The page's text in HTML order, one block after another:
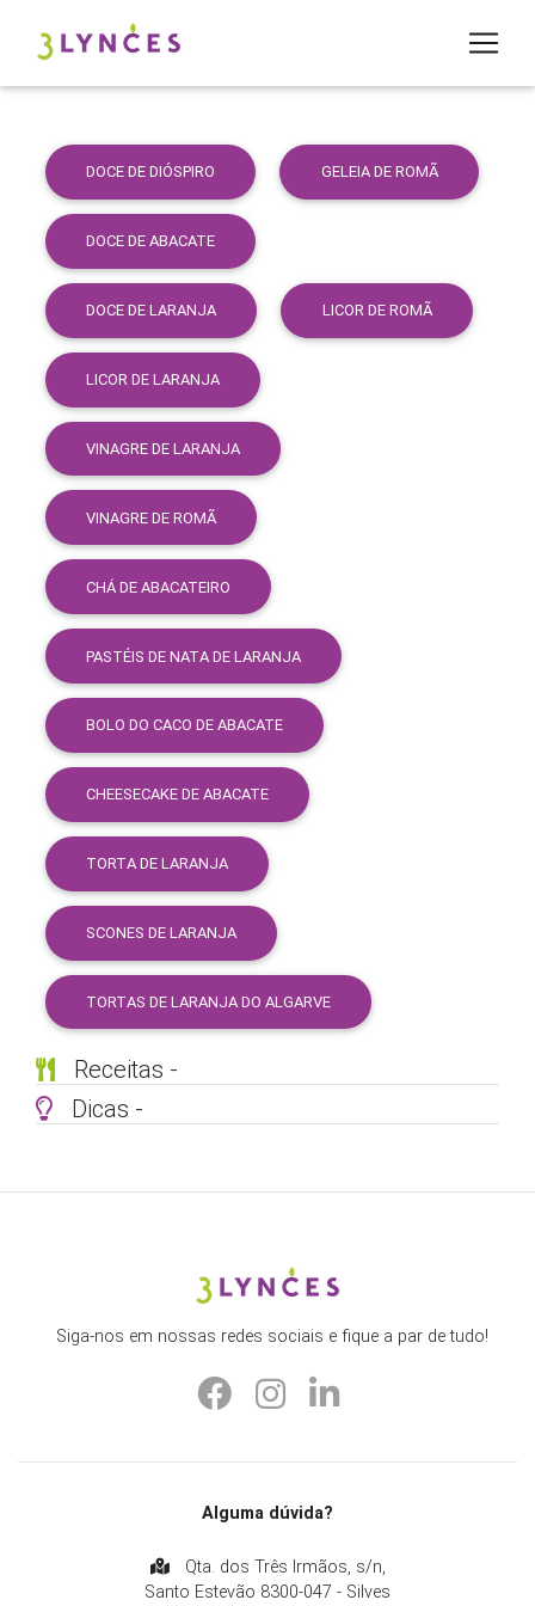
DOCE DE DIÓSPIRO GELEIA DE ROMÃ
DOCE DE ABACATE
DOCE DE LARANJA LICOR DE ROMÃ
LICOR DE LARANJA
VINAGRE DE LARANJA
VINAGRE DE ROMÃ
CHÁ DE ABACATEIRO
PASTÉIS DE NATA DE LARANJA
BOLO DO CACO DE ABACATE
CHEESECAKE DE ABACATE
TORTA DE LARANJA
SCONES DE LARANJA
TORTAS DE LARANJA DO ALGARVE
Receitas -
Dicas -
Siga-nos em nossas redes sociais e fique a par de tudo!
Alguma dúvida?
Qta. dos Três Irmãos, s/n,
Santo Estevão 8300-047 - Silves